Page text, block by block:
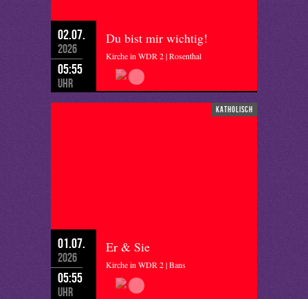
02.07.
2026
05:55
Uhr
Du bist mir wichtig!
Kirche in WDR 2 | Rosenthal
katholisch
01.07.
2026
05:55
Uhr
Er & Sie
Kirche in WDR 2 | Bans